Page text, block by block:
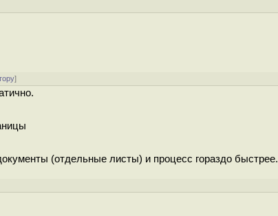
]
(отдельные листы) и процесс гораздо быстрее.